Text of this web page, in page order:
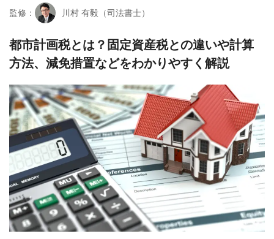
i
ケ
ガ
に
つ
い
会
社
案
内・
代
表
メ
ッ
セ
ー
ジ
訳
あ
り
監修： 川村 有毅（司法書士）
都市計画税とは？固定資産税との違いや計算
方法、減免措置などをわかりやすく解説